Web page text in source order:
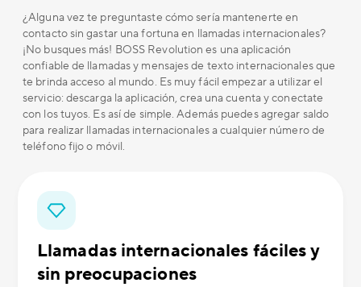
¿Alguna vez te preguntaste cómo sería mantenerte en
contacto sin gastar una fortuna en llamadas internacionales?
¡No busques más! BOSS Revolution es una aplicación
confiable de llamadas y mensajes de texto internacionales que
te brinda acceso al mundo. Es muy fácil empezar a utilizar el
servicio: descarga la aplicación, crea una cuenta y conectate
con los tuyos. Es así de simple. Además puedes agregar saldo
para realizar llamadas internacionales a cualquier número de
teléfono fijo o móvil.
Llamadas internacionales fáciles y
sin preocupaciones